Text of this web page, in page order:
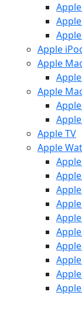
Apple
Apple
Apple
Apple TV
Apple